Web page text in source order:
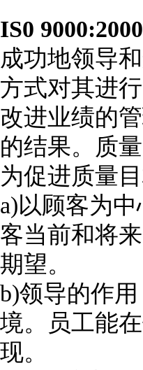
IS0
成功地领导
方式对其进
改进业绩的
的结果。质
为促进质量
a)以顾客为
客当前和将
期望。
b)领导的作
境。员工能
现。